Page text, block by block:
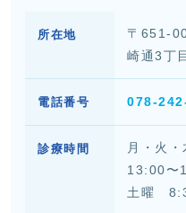
所在地
〒651-
崎通3丁
電話番号 078-
診療時間
月・火
13:00〜
土曜